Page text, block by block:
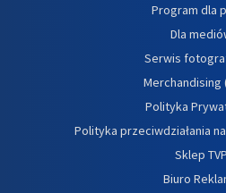
Program dla
Dla
Serwis
Merchandising
Polityka
Polityka przeciwdziałania
Sklep TVP
Biuro